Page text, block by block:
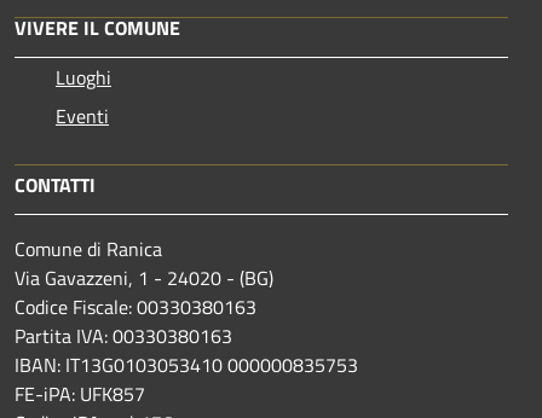
VIVERE IL COMUNE
Luoghi
Eventi
CONTATTI
Comune di Ranica
Via Gavazzeni, 1 - 24020 - (BG)
Codice Fiscale: 00330380163
Partita IVA: 00330380163
IBAN: IT13G0103053410 000000835753
FE-iPA: UFK857